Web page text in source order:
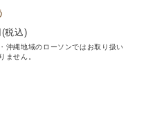
(税込)
沖縄地域のローソンではお取り扱い
ません。